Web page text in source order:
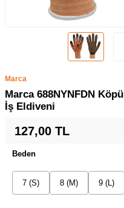
Marca
Marca 688NYNFDN
İş Eldiveni
127,00 TL
Beden
7 (S) 8 (M) 9 (L)